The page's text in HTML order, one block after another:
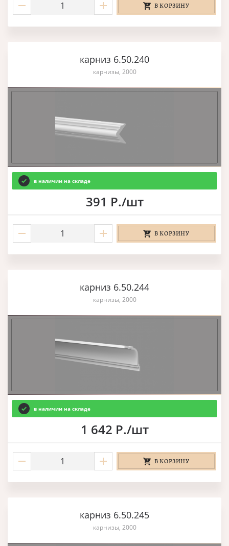
В КОРЗИНУ
карниз 6.50.240
карнизы, 2000
в наличии на складе
391 Р./шт
В КОРЗИНУ
карниз 6.50.244
карнизы, 2000
в наличии на складе
1 642 Р./шт
В КОРЗИНУ
карниз 6.50.245
карнизы, 2000